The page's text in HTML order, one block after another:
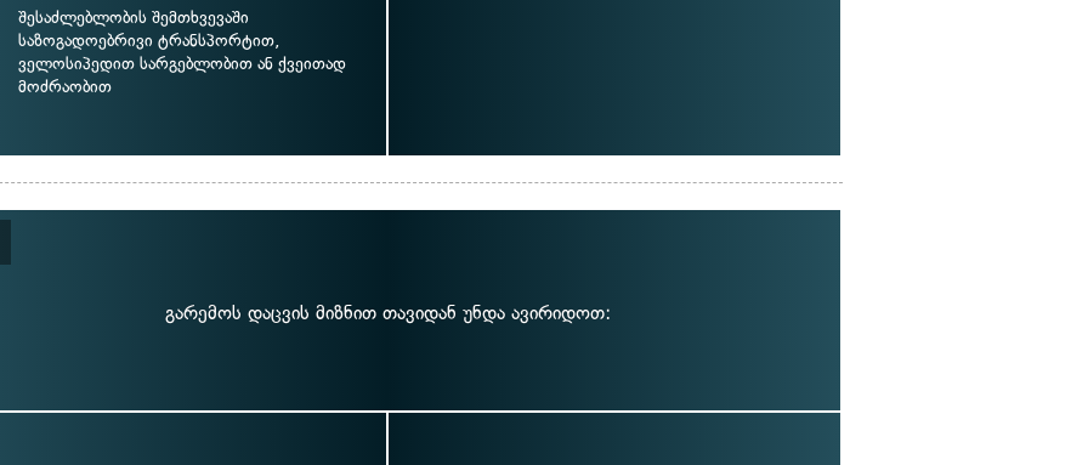
შესაძლებლობის შემთხვევაში
საზოგადოებრივი ტრანსპორტით,
ველოსიპედით სარგებლობით ან ქვეითად
მოძრაობით
გარემოს დაცვის მიზნით თავიდან უნდა ავირიდოთ: